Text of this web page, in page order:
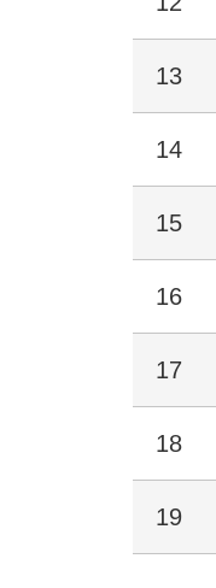
13
14
15
16
17
18
19